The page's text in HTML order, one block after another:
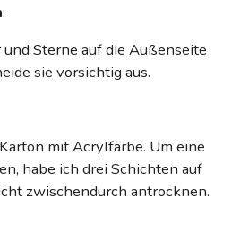
:
Sterne auf die Außenseite
sie vorsichtig aus.
mit Acrylfarbe. Um eine
habe ich drei Schichten auf
zwischendurch antrocknen.